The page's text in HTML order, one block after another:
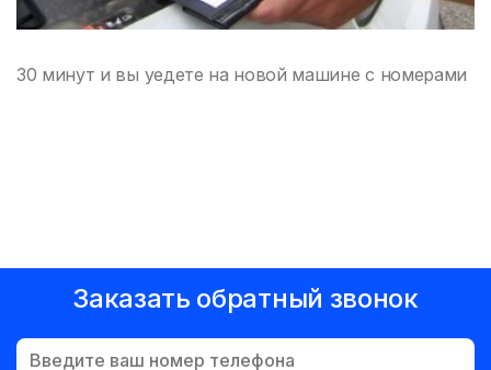
30 минут и вы уедете на новой машине с номерами
Заказать обратный звонок